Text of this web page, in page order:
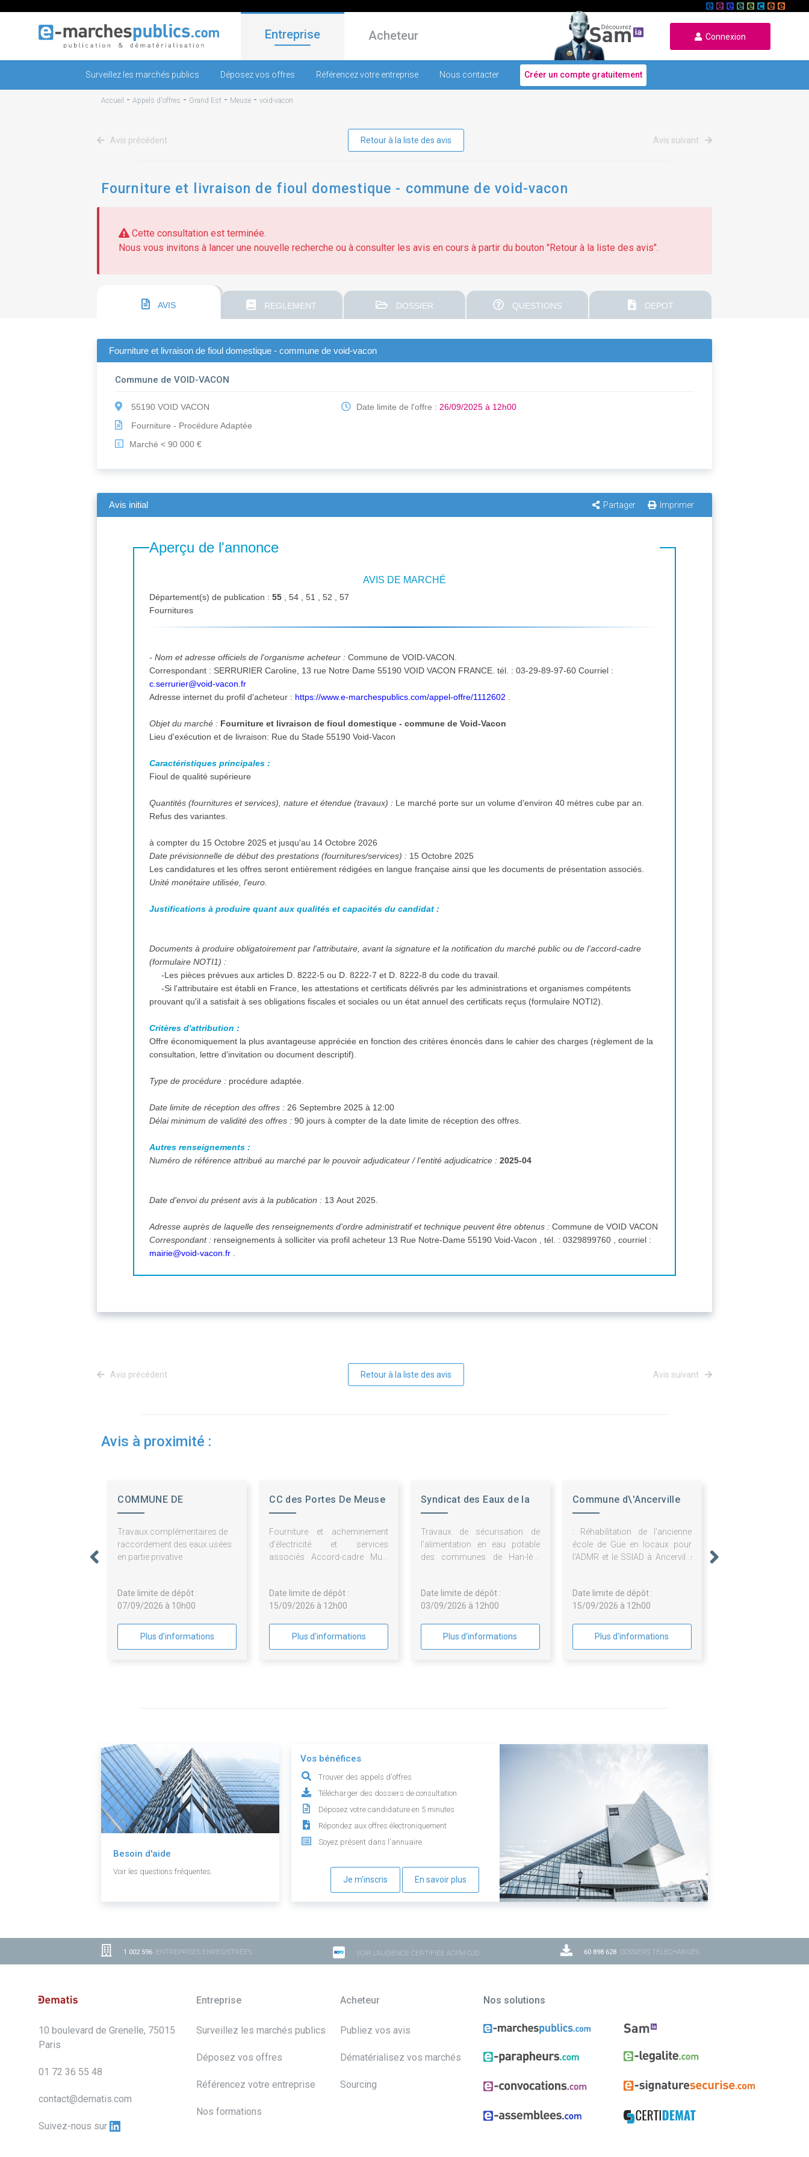
Entreprise Acheteur Connexion
Surveillez les marchés publics Déposez vos offres Référencez votre entreprise Nous contacter Créer un compte gratuitement
Accueil - Appels d'offres - Grand Est - Meuse - void-vacon
Avis précédent Retour à la liste des avis Avis suivant
Fourniture et livraison de fioul domestique - commune de void-vacon
Cette consultation est terminée.
Nous vous invitons à lancer une nouvelle recherche ou à consulter les avis en cours à partir du bouton "Retour à la liste des avis".
AVIS REGLEMENT DOSSIER QUESTIONS DEPOT
Fourniture et livraison de fioul domestique - commune de void-vacon
Commune de VOID-VACON
55190 VOID VACON
Fourniture - Procédure Adaptée
€ Marché < 90 000 €
Date limite de l'offre : 26/09/2025 à 12h00
Avis initial Partager Imprimer
Aperçu de l'annonce
AVIS DE MARCHÉ
Département(s) de publication :55
, 54 , 51 , 52 , 57
Fournitures
- Nom et adresse officiels de l'organisme acheteur :Commune de VOID-VACON.
Correspondant : SERRURIER Caroline, 13 rue Notre Dame 55190 VOID VACON FRANCE. tél. : 03-29-89-97-60 Courriel :
c.serrurier@void-vacon.fr
Adresse internet du profil d'acheteur : https://www.e-marchespublics.com/appel-offre/1112602
Objet du marché : Fourniture et livraison de fioul domestique - commune de Void-Vacon
Lieu d'exécution et de livraison: Rue du Stade 55190 Void-Vacon
Caractéristiques principales :
Fioul de qualité supérieure
Quantités (fournitures et services), nature et étendue (travaux) : Le marché porte sur un volume d'environ 40 mètres cube par an.
Refus des variantes.
à compter du 15 Octobre 2025 et jusqu'au 14 Octobre 2026
Date prévisionnelle de début des prestations (fournitures/services) : 15 Octobre 2025
Les candidatures et les offres seront entièrement rédigées en langue française ainsi que les documents de présentation associés.
Unité monétaire utilisée, l'euro.
Justifications à produire quant aux qualités et capacités du candidat :
Documents à produire obligatoirement par l'attributaire, avant la signature et la notification du marché public ou de l'accord-cadre
(formulaire NOTI1) :
-Les pièces prévues aux articles D. 8222-5 ou D. 8222-7 et D. 8222-8 du code du travail.
-Si l'attributaire est établi en France, les attestations et certificats délivrés par les administrations et organismes compétents
prouvant qu'il a satisfait à ses obligations fiscales et sociales ou un état annuel des certificats reçus (formulaire NOTI2).
Critères d'attribution :
Offre économiquement la plus avantageuse appréciée en fonction des critères énoncés dans le cahier des charges (règlement de la
consultation, lettre d'invitation ou document descriptif).
Type de procédure : procédure adaptée.
Date limite de réception des offres : 26 Septembre 2025 à 12:00
Délai minimum de validité des offres :
90 jours à compter de la date limite de réception des offres.
Autres renseignements :
Numéro de référence attribué au marché par le pouvoir adjudicateur / l'entité adjudicatrice :2025-04
Date d'envoi du présent avis à la publication : 13 Aout 2025.
Adresse auprès de laquelle des renseignements d'ordre administratif et technique peuvent être obtenus :Commune de VOID VACON
Correspondant :
renseignements à solliciter via profil acheteur 13 Rue Notre-Dame 55190 Void-Vacon , tél. : 0329899760 , courriel :
mairie@void-vacon.fr
Avis précédent Retour à la liste des avis Avis suivant
Avis à proximité :
COMMUNE DE
BAZINCOURT SUR SAULX
Travaux complémentaires de
raccordement des eaux usées
en partie privative
Date limite de dépôt :
07/09/2026 à 10h00
Plus d'informations
CC des Portes De Meuse
Fourniture et acheminement
d'électricité et services
associés Accord-cadre Multi
Date limite de dépôt :
15/09/2026 à 12h00
Plus d'informations
Syndicat des Eaux de la
Région de Mangiennes
Travaux de sécurisation de
l'alimentation en eau potable
des communes de Han-lès-
Remoiville.
Date limite de dépôt :
03/09/2026 à 12h00
Plus d'informations
Commune d\'Ancerville
: Réhabilitation de l'ancienne
école de Güe en locaux pour
l'ADMR et le SSIAD à Ancerville
Date limite de dépôt :
15/09/2026 à 12h00
Plus d'informations
Besoin d'aide
Voir les questions fréquentes.
Vos bénéfices
Trouver des appels d'offres
Télécharger des dossiers de consultation
Déposez votre candidature en 5 minutes
Répondez aux offres électroniquement
Soyez présent dans l'annuaire
Je m'inscris En savoir plus
1 002 596 ENTREPRISES ENREGISTRÉES VOIR L'AUDIENCE CERTIFIÉE ACPM-OJD 60 898 628 DOSSIERS TÉLÉCHARGÉS
10 boulevard de Grenelle, 75015
Paris
01 72 36 55 48
contact@dematis.com
Suivez-nous sur
Entreprise
Surveillez les marchés publics
Déposez vos offres
Référencez votre entreprise
Nos formations
Acheteur
Publiez vos avis
Dématérialisez vos marchés
Sourcing
Nos solutions